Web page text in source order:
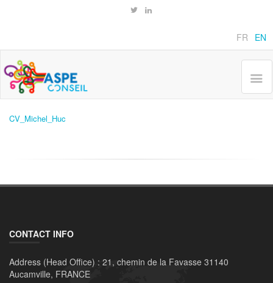
FR EN
CV_Michel_Huc
CONTACT INFO
Address (Head Office) : 21, chemin de la Favasse 31140
Aucamville, FRANCE